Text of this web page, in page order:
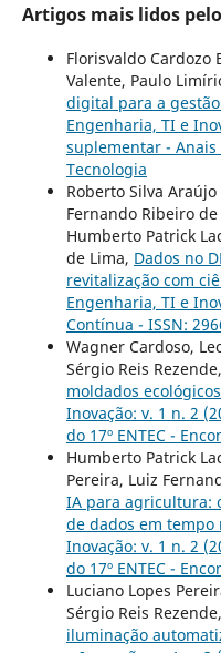
Artigos mais lidos
Florisvaldo Cardozo
Valente, Paulo
digital para a
Engenharia, TI e
suplementar - Anais
Tecnologia
Roberto Silva
Fernando Ribeiro
Humberto Patrick
de Lima, Dados no
revitalização com
Engenharia, TI e
Contínua - ISSN:
Wagner Cardoso,
Sérgio Reis Rezende,
moldados ecológicos
Inovação: v. 1 n. 2
do 17º ENTEC -
Humberto Patrick
Pereira, Luiz
IA para agricultura:
de dados em tempo
Inovação: v. 1 n. 2
do 17º ENTEC -
Luciano Lopes
Sérgio Reis Rezende,
iluminação